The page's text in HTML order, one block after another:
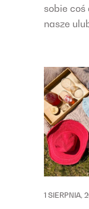
sobie
nasze
1 SIERPNIA,